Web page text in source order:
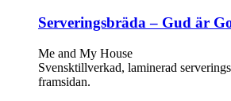
Serveringsbräda – Gud är
Me and My House
Svensktillverkad, laminerad
framsidan.